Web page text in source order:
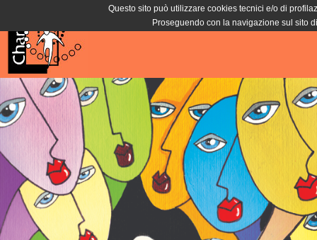
Questo sito può utilizzare cookies tecnici e/o di
Proseguendo con la navigazione sul sito